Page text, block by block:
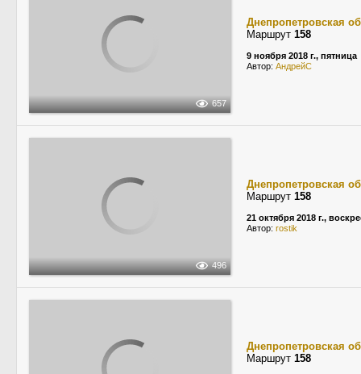
657
Днепропетровская
Маршрут 158
9 ноября 2018 г., пятница
Автор: АндрейС
496
Днепропетровская
Маршрут 158
21 октября 2018 г.,
Автор: rostik
Днепропетровская
Маршрут 158